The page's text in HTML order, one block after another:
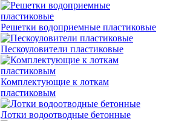
Решетки водоприемные пластиковые
Пескоуловители пластиковые
Комплектующие к лоткам
пластиковым
Лотки водоотводные бетонные